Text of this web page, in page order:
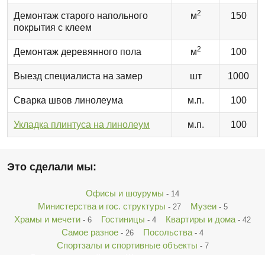
Демонтаж старого напольного
покрытия с клеем
м2 150
Демонтаж деревянного пола м2 100
Выезд специалиста на замер шт 1000
Сварка швов линолеума м.п. 100
Укладка плинтуса на линолеум м.п. 100
Это сделали мы:
Офисы и шоурумы - 14
Министерства и гос. структуры - 27 Музеи - 5
Храмы и мечети - 6 Гостиницы - 4 Квартиры и дома - 42
Самое разное - 26 Посольства - 4
Спортзалы и спортивные объекты - 7